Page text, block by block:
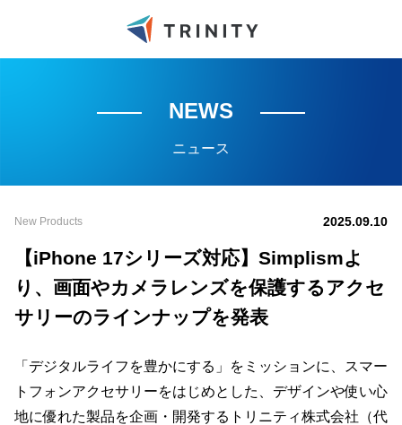
NEWS
ニュース
New Products 2025.09.10
【iPhone 17シリーズ対応】Simplismよ
り、画面やカメラレンズを保護するアクセ
サリーのラインナップを発表
「デジタルライフを豊かにする」をミッションに、スマー
トフォンアクセサリーをはじめとした、デザインや使い心
地に優れた製品を企画・開発するトリニティ株式会社（代